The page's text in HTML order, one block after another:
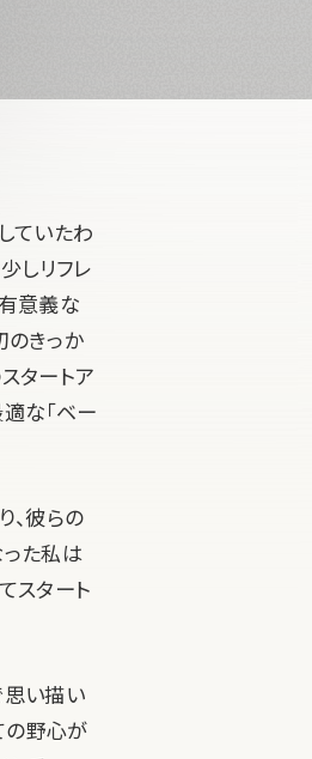
ていたわ
しリフレ
意義な
のきっか
タートア
な「ベー
彼らの
った私は
スタート
思い描い
の野心が